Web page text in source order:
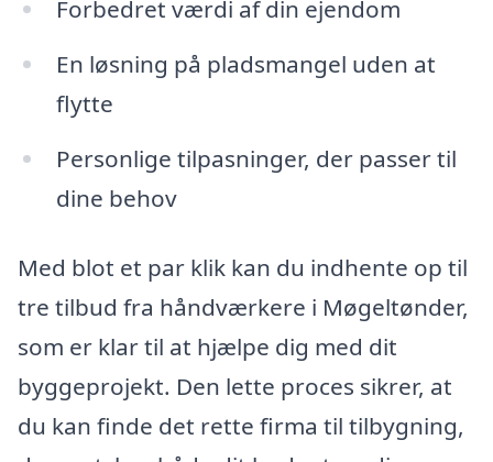
Forbedret værdi af din ejendom
En løsning på pladsmangel uden at
flytte
Personlige tilpasninger, der passer til
dine behov
Med blot et par klik kan du indhente op til
tre tilbud fra håndværkere i Møgeltønder,
som er klar til at hjælpe dig med dit
byggeprojekt. Den lette proces sikrer, at
du kan finde det rette firma til tilbygning,